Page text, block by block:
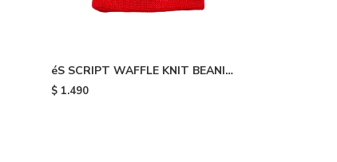
éS SCRIPT WAFFLE KNIT BEANIE
- 600
$ 1.490